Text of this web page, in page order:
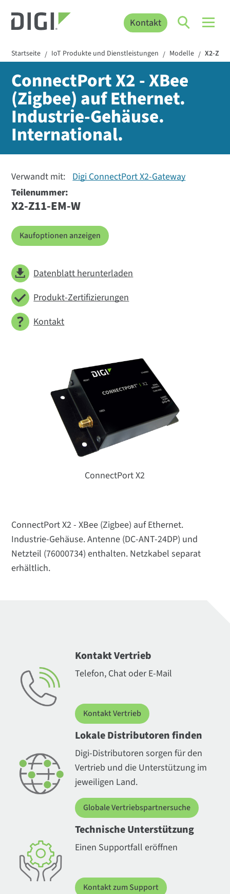
Kontakt
Startseite / IoT Produkte und Dienstleistungen / Modelle / X2-
ConnectPort X2 - XBee
(Zigbee) auf Ethernet.
Industrie-Gehäuse.
International.
Verwandt mit: Digi ConnectPort X2-Gateway
ConnectPort X2
Teilenummer:
X2-Z11-EM-W
Kaufoptionen anzeigen
Datenblatt herunterladen
Produkt-Zertifizierungen
Kontakt
ConnectPort X2 - XBee (Zigbee) auf Ethernet.
Industrie-Gehäuse. Antenne (DC-ANT-24DP) und
Netzteil (76000734) enthalten. Netzkabel separat
erhältlich.
Kontakt Vertrieb
Telefon, Chat oder E-Mail
Kontakt Vertrieb
Lokale Distributoren finden
Digi-Distributoren sorgen für den
Vertrieb und die Unterstützung im
jeweiligen Land.
Globale Vertriebspartnersuche
Technische Unterstützung
Einen Supportfall eröffnen
Kontakt zum Support